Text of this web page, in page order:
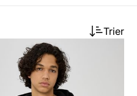
Trier